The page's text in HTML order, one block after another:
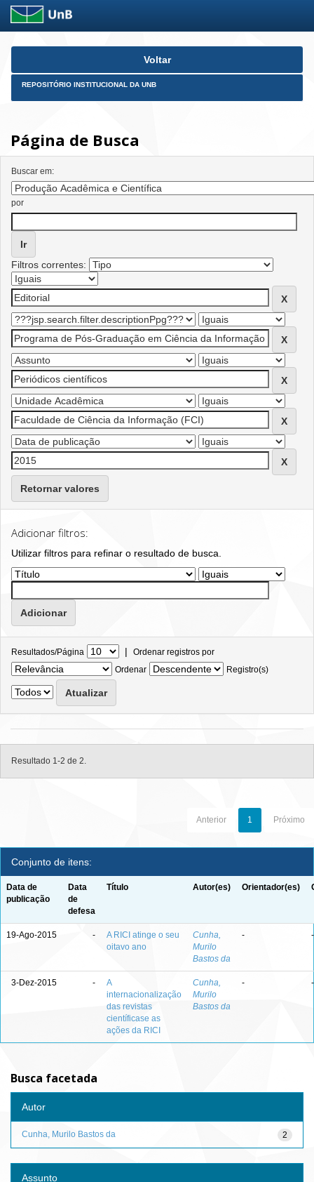
Skip
Voltar
REPOSITÓRIO INSTITUCIONAL DA UNB
Página de Busca
Buscar em:
por
Filtros correntes:
Retornar valores
Adicionar filtros:
Utilizar filtros para refinar o resultado de busca.
Resultados/Página | Ordenar registros por
Ordenar
Registro(s)
Resultado 1-2 de 2.
Anterior 1 Próximo
Conjunto de itens:
Data de
publicação
Data
de
defesa
Título Autor(es) Orientador(es)
19-Ago-2015 -
A RICI atinge o seu
oitavo ano
Cunha,
Murilo
Bastos da
- -
3-Dez-2015 -
A
internacionalização
das revistas
científicase as
ações da RICI
Cunha,
Murilo
Bastos da
- -
Busca facetada
Autor
2
Cunha, Murilo Bastos da
Assunto